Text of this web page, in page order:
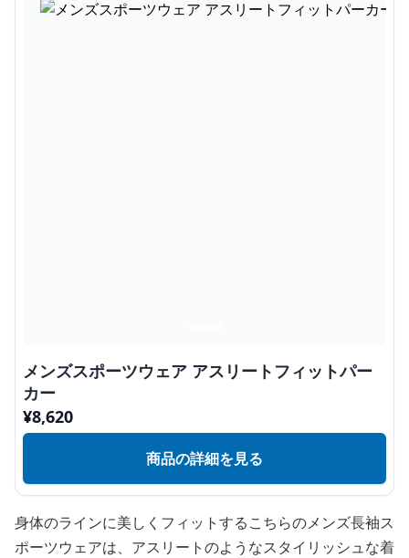
メンズスポーツウェア アスリートフィットパー
カー
¥8,620
商品の詳細を見る
身体のラインに美しくフィットするこちらのメンズ長袖ス
ポーツウェアは、アスリートのようなスタイリッシュな着